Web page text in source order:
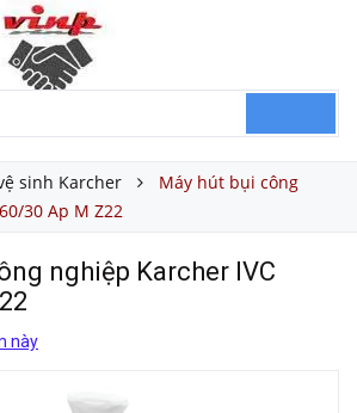
sinh Karcher
Máy hút bụi công
30 Ap M Z22
nghiệp Karcher IVC
này